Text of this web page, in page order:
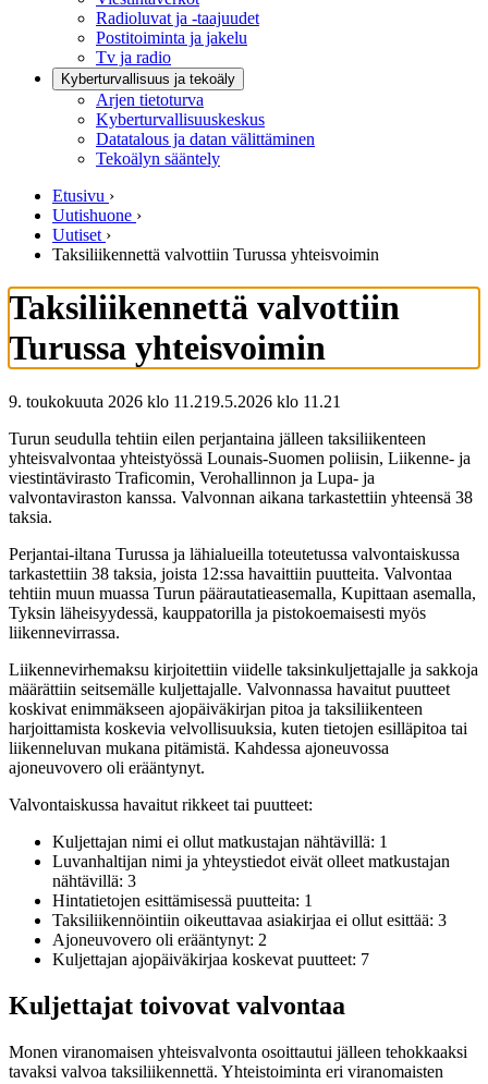
Radioluvat ja -taajuudet
Postitoiminta ja jakelu
Tv ja radio
Kyberturvallisuus ja tekoäly
Arjen tietoturva
Kyberturvallisuuskeskus
Datatalous ja datan välittäminen
Tekoälyn sääntely
Etusivu ›
Uutishuone ›
Uutiset ›
Taksiliikennettä valvottiin Turussa yhteisvoimin
Taksiliikennettä valvottiin
Turussa yhteisvoimin
9. toukokuuta 2026 klo 11.219.5.2026 klo 11.21
Turun seudulla tehtiin eilen perjantaina jälleen taksiliikenteen
yhteisvalvontaa yhteistyössä Lounais-Suomen poliisin, Liikenne- ja
viestintävirasto Traficomin, Verohallinnon ja Lupa- ja
valvontaviraston kanssa. Valvonnan aikana tarkastettiin yhteensä 38
taksia.
Perjantai-iltana Turussa ja lähialueilla toteutetussa valvontaiskussa
tarkastettiin 38 taksia, joista 12:ssa havaittiin puutteita. Valvontaa
tehtiin muun muassa Turun päärautatieasemalla, Kupittaan asemalla,
Tyksin läheisyydessä, kauppatorilla ja pistokoemaisesti myös
liikennevirrassa.
Liikennevirhemaksu kirjoitettiin viidelle taksinkuljettajalle ja sakkoja
määrättiin seitsemälle kuljettajalle. Valvonnassa havaitut puutteet
koskivat enimmäkseen ajopäiväkirjan pitoa ja taksiliikenteen
harjoittamista koskevia velvollisuuksia, kuten tietojen esilläpitoa tai
liikenneluvan mukana pitämistä. Kahdessa ajoneuvossa
ajoneuvovero oli erääntynyt.
Valvontaiskussa havaitut rikkeet tai puutteet:
Kuljettajan nimi ei ollut matkustajan nähtävillä: 1
Luvanhaltijan nimi ja yhteystiedot eivät olleet matkustajan
nähtävillä: 3
Hintatietojen esittämisessä puutteita: 1
Taksiliikennöintiin oikeuttavaa asiakirjaa ei ollut esittää: 3
Ajoneuvovero oli erääntynyt: 2
Kuljettajan ajopäiväkirjaa koskevat puutteet: 7
Kuljettajat toivovat valvontaa
Monen viranomaisen yhteisvalvonta osoittautui jälleen tehokkaaksi
tavaksi valvoa taksiliikennettä. Yhteistoiminta eri viranomaisten